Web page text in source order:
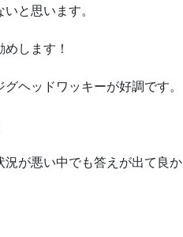
と思います。
します！
ヘッドワッキーが好調です。
が悪い中でも答えが出て良か